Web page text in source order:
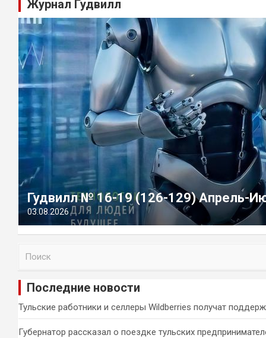
Журнал Гудвилл
Гудвилл № 16-19 (126-129) Апрель-
03.08.2026
и
Последние новости
Тульские работники и селлеры Wildberries получат
Губернатор рассказал о поездке тульских